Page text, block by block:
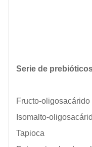
Serie de
Fructo-oligosacárido
Isomalto-
Tapioca